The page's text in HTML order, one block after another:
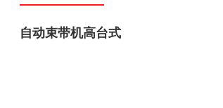
自动束带机高台式